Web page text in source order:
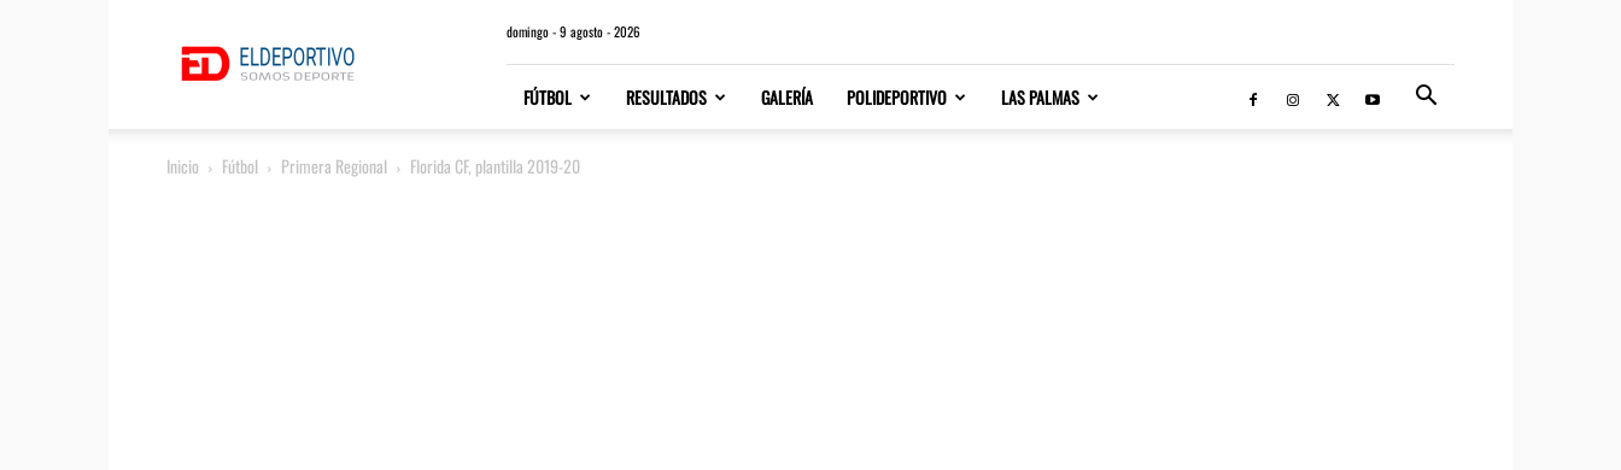
domingo - 9 agosto - 2026
FÚTBOL RESULTADOS GALERÍA POLIDEPORTIVO LAS PALMAS
Inicio Fútbol Primera Regional Florida CF, plantilla 2019-20